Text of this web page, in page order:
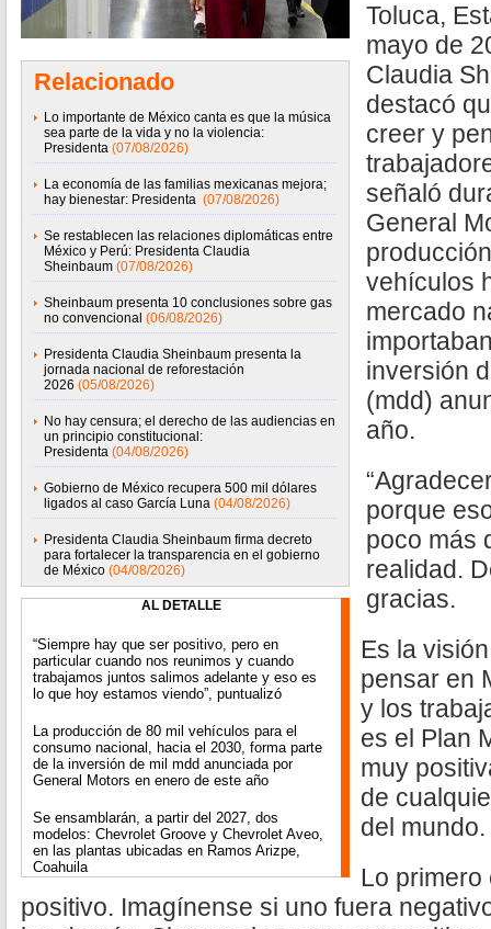
Relacionado
Lo importante de México canta es que la música
sea parte de la vida y no la violencia:
Presidenta (07/08/2026)
La economía de las familias mexicanas mejora;
hay bienestar: Presidenta (07/08/2026)
Se restablecen las relaciones diplomáticas entre
México y Perú: Presidenta Claudia
Sheinbaum (07/08/2026)
Sheinbaum presenta 10 conclusiones sobre gas
no convencional (06/08/2026)
Presidenta Claudia Sheinbaum presenta la
jornada nacional de reforestación
2026 (05/08/2026)
No hay censura; el derecho de las audiencias en
un principio constitucional:
Presidenta (04/08/2026)
Gobierno de México recupera 500 mil dólares
ligados al caso García Luna (04/08/2026)
Presidenta Claudia Sheinbaum firma decreto
para fortalecer la transparencia en el gobierno
de México (04/08/2026)
AL DETALLE
“Siempre hay que ser positivo, pero en
particular cuando nos reunimos y cuando
trabajamos juntos salimos adelante y eso es
lo que hoy estamos viendo”, puntualizó
La producción de 80 mil vehículos para el
consumo nacional, hacia el 2030, forma parte
de la inversión de mil mdd anunciada por
General Motors en enero de este año
Se ensamblarán, a partir del 2027, dos
modelos: Chevrolet Groove y Chevrolet Aveo,
en las plantas ubicadas en Ramos Arizpe,
Coahuila
Toluca,
mayo de
Claudia
destacó
creer y
señaló
General
vehículos
mercado
inversión
(mdd)
año.
porque
poco más
realidad.
gracias.
Es la
pensar en
y los
es el Plan
muy
de
del mundo.
Lo
positivo. Imagínense si uno fuera